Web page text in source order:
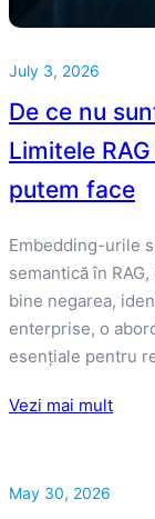
July 3, 2026
De ce nu
Limitele
putem face
Embedding-urile
semantică în
bine negarea,
enterprise, o
esențiale pentru
Vezi mai mult
May 30, 2026